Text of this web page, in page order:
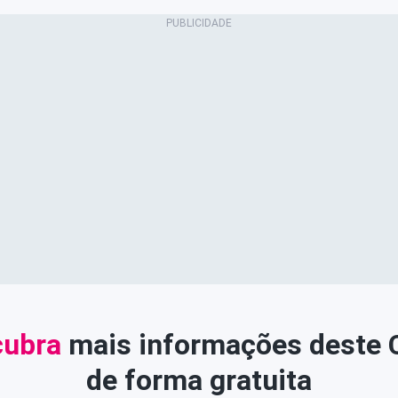
mais informações deste
de forma gratuita